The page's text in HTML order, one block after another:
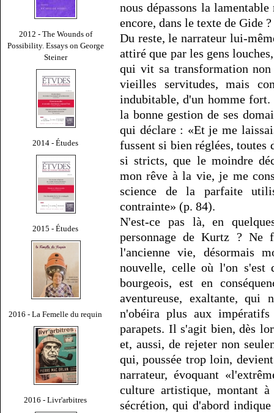
2012 - The Wounds of
Possibility. Essays on George
Steiner
2014 - Études
2015 - Études
2016 - La Femelle du requin
2016 - Livr'arbitres
nous dépassons la
encore, dans le texte de Gide ?
Du reste, le narrateur lui-
attiré que par les gens
qui vit sa transformation
vieilles servitudes, mais
indubitable, d'un homme fort.
la bonne gestion de ses
qui déclare : «Et je me
fussent si bien réglées, toutes
si stricts, que le moindre
mon rêve à la vie, je me
science de la parfaite
contrainte» (p. 84).
N'est-ce pas là, en
personnage de Kurtz ? Ne
l'ancienne vie, désormais
nouvelle, celle où l'on s'est
bourgeois, est en
aventureuse, exaltante, qui
n'obéira plus aux
parapets. Il s'agit bien, dès
et, aussi, de rejeter non
qui, poussée trop loin,
narrateur, évoquant
culture artistique, montant
sécrétion, qui d'abord